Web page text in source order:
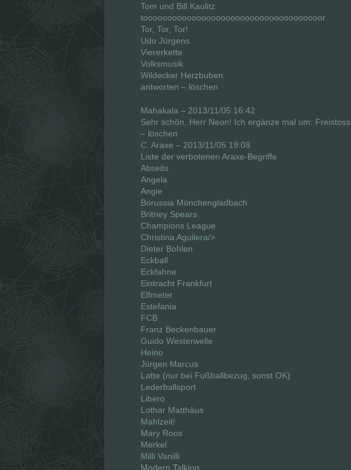
Tom und Bill Kaulitz
tooooooooooooooooooooooooooooooooooooor
Tor, Tor, Tor!
Udo Jürgens
Viererkette
Volksmusik
Wildecker Herzbuben
antworten – löschen
Mahakala – 2013/11/05 16:42
Sehr schön, Herr Neon! Ich ergänze mal um: Freistoss.
– löschen
C. Araxe – 2013/11/05 19:08
Liste der verbotenen Araxe-Begriffe
Abseits
Angela
Angie
Borussia Mönchengladbach
Britney Spears
Champions League
Christina Aguilera/>
Dieter Bohlen
Eckball
Eckfahne
Eintracht Frankfurt
Elfmeter
Estefania
FCB
Franz Beckenbauer
Guido Westerwelle
Heino
Jürgen Marcus
Latte (nur bei Fußballbezug, sonst OK)
Lederballsport
Libero
Lothar Matthäus
Mahlzeit!
Mary Roos
Merkel
Milli Vanilli
Modern Talking